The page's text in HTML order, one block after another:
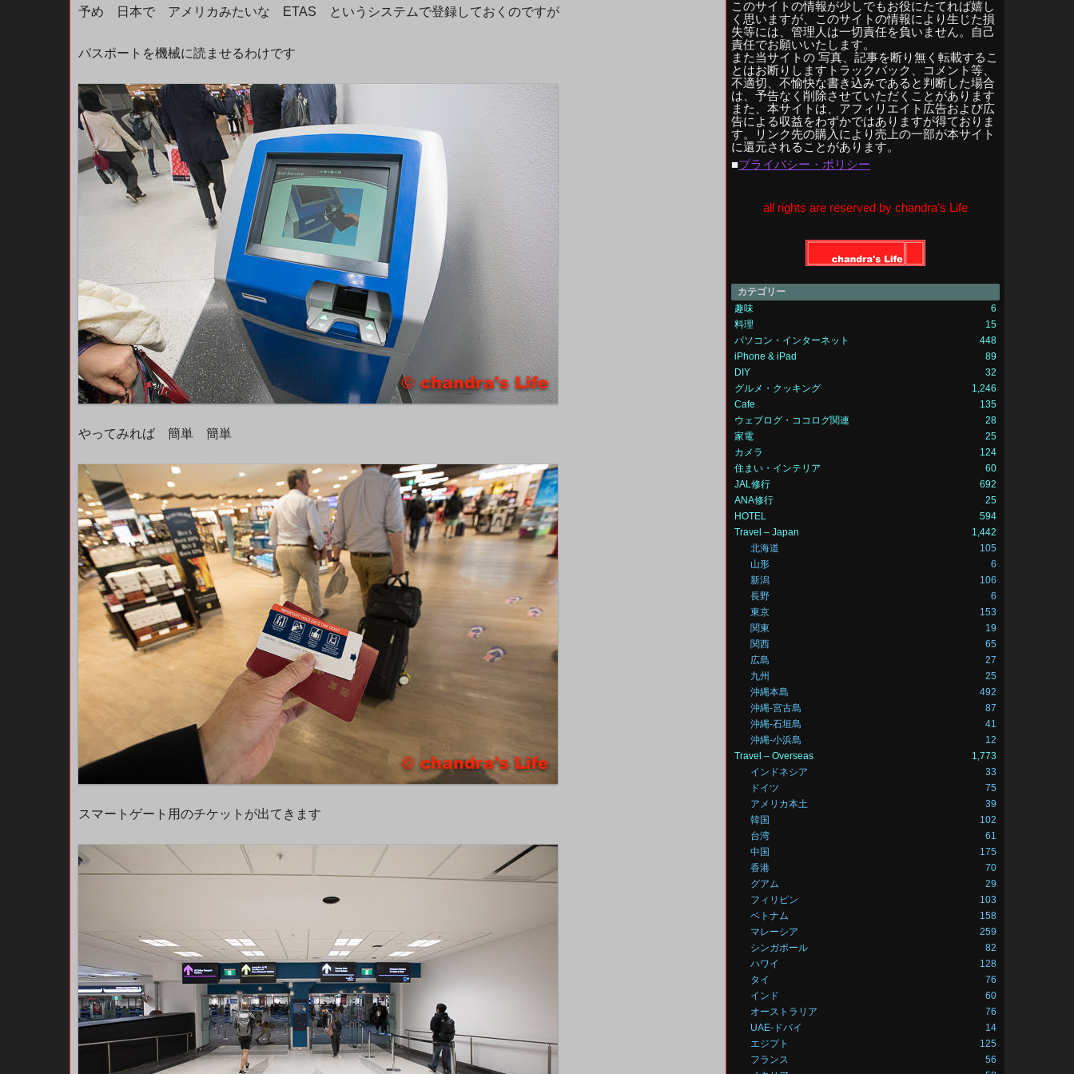
予め 日本で アメリカみたいな ETAS というシステムで登録しておくのですが
パスポートを機械に読ませるわけです
やってみれば 簡単 簡単
スマートゲート用のチケットが出てきます
このサイトの情報が少しでもお役にたてれば嬉し
く思いますが、このサイトの情報により生じた損
失等には、管理人は一切責任を負いません。自己
責任でお願いいたします。
また当サイトの 写真、記事を断り無く転載するこ
とはお断りしますトラックバック、コメント等、
不適切、不愉快な書き込みであると判断した場合
は、予告なく削除させていただくことがあります
また、本サイトは、アフィリエイト広告および広
告による収益をわずかではありますが得ておりま
す。リンク先の購入により売上の一部が本サイト
に還元されることがあります。
■プライバシー・ポリシー
all rights are reserved by chandra’s Life
カテゴリー
趣味
6
料理
15
パソコン・インターネット
448
iPhone & iPad
89
DIY
32
グルメ・クッキング
1,246
Cafe
135
ウェブログ・ココログ関連
28
家電
25
カメラ
124
住まい・インテリア
60
JAL修行
692
ANA修行
25
HOTEL
594
Travel – Japan
1,442
北海道
105
山形
6
新潟
106
長野
6
東京
153
関東
19
関西
65
広島
27
九州
25
沖縄本島
492
沖縄-宮古島
87
沖縄-石垣島
41
沖縄-小浜島
12
Travel – Overseas
1,773
インドネシア
33
ドイツ
75
アメリカ本土
39
韓国
102
台湾
61
中国
175
香港
70
グアム
29
フィリピン
103
ベトナム
158
マレーシア
259
シンガポール
82
ハワイ
128
タイ
76
インド
60
オーストラリア
76
UAE-ドバイ
14
エジプト
125
フランス
56